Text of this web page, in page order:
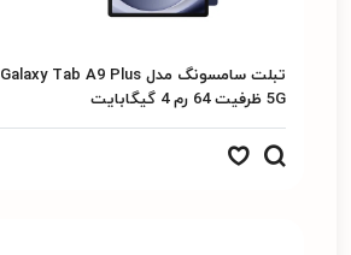
تبلت سامسونگ مدل Galaxy Tab A9 Plus
5G ظرفیت 64 رم 4 گیگابایت